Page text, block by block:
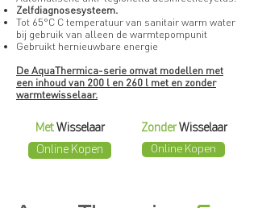
Zelfdiagnosesysteem.
Tot 65°C С temperatuur van sanitair warm water
bij gebruik van alleen de warmtepompunit
Gebruikt hernieuwbare energie
De AquaThermica-serie omvat modellen met
een inhoud van 200 l en 260 l met en zonder
warmtewisselaar.
MetWisselaar
Online Kopen
ZonderWisselaar
Online Kopen